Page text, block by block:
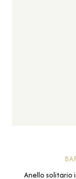
Anello solitario